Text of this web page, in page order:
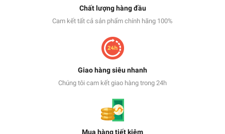
Chất lượng hàng đầu
Cam kết tất cả sản phẩm chính hãng 100%
Giao hàng siêu nhanh
Chúng tôi cam kết giao hàng trong 24h
Mua hàng tiết kiệm